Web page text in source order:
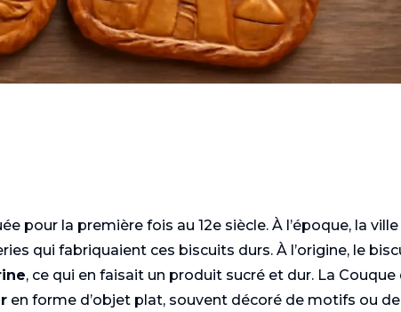
pour la première fois au 12e siècle. À l’époque, la
qui fabriquaient ces biscuits durs. À l’origine, le
, ce qui en faisait un produit sucré et dur. La Couque
en forme d’objet plat, souvent décoré de motifs ou de